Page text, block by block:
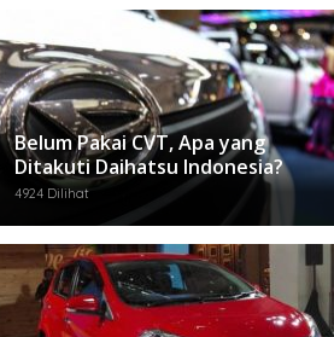
Belum Pakai CVT, Apa yang
Ditakuti Daihatsu Indonesia?
4924 Dilihat